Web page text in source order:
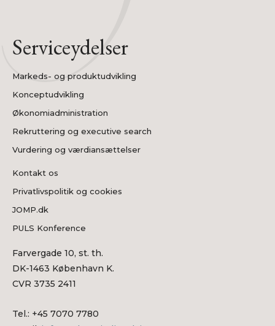
Serviceydelser
Markeds- og produktudvikling
Konceptudvikling
Økonomiadministration
Rekruttering og executive search
Vurdering og værdiansættelser
Kontakt os
Privatlivspolitik og cookies
JOMP.dk
PULS Konference
Farvergade 10, st. th.
DK-1463 København K.
CVR 3735 2411
Tel.: +45 7070 7780